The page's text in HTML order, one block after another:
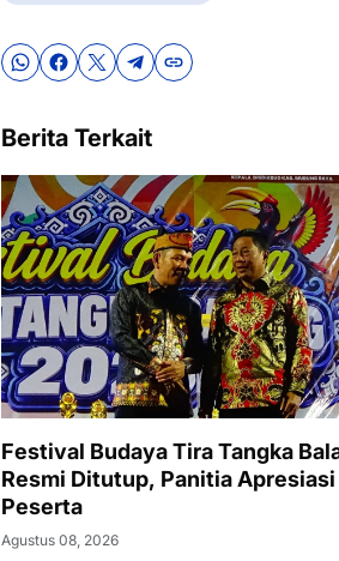
Berita Terkait
Festival Budaya Tira Tangka
Resmi Ditutup, Panitia
Peserta
Agustus 08, 2026